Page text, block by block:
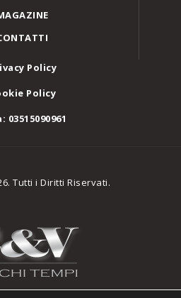
Policy
Policy
03515090961
Tutti i Diritti Riservati.